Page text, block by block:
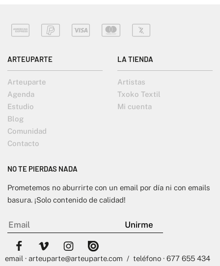
ARTEUPARTE
Arteuparte
Agenda
Estudio
Blog
Comunidad
Contacto
LA TIENDA
Artistas
Txoko Textil
Mi cuenta
NO TE PIERDAS NADA
Prometemos no aburrirte con un email por día ni con emails
basura. ¡Solo contenido de calidad!
email · arteuparte@arteuparte.com / teléfono · 677 655 434